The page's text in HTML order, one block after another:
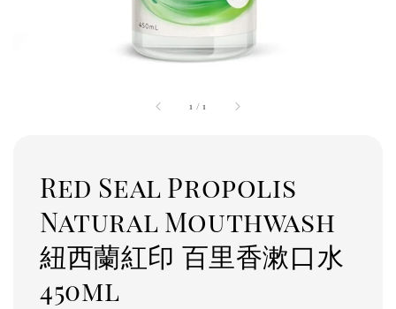
1 /1
Red Seal Propolis
Natural Mouthwash
紐西蘭紅印 百里香漱口水
450ml